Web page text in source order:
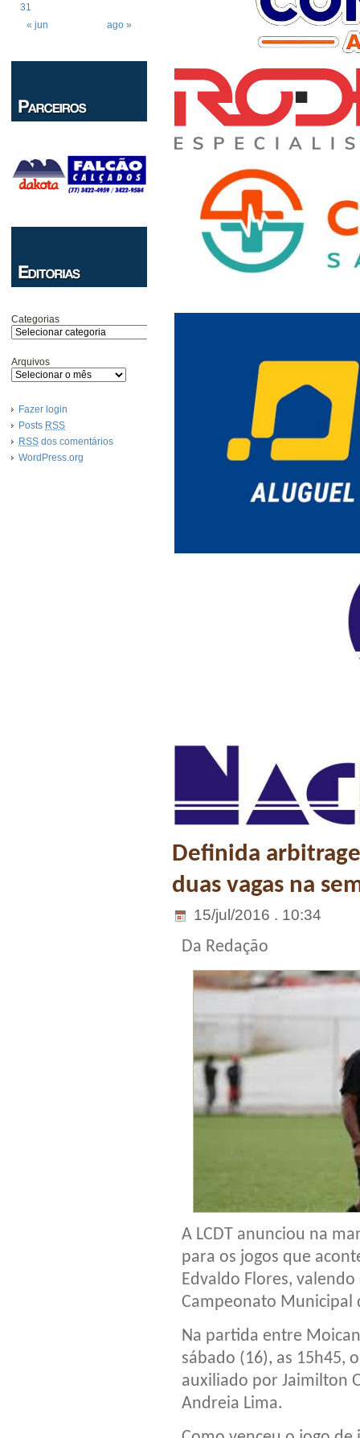
« jun ago »
31
Categorias
Arquivos
Fazer login
Posts RSS
RSS dos comentários
WordPress.org
Definida
duas vagas na
15/jul/2016 . 10:34
Da Redação
A LCDT anunciou na
para os jogos que
Edvaldo Flores,
Campeonato Municipal
Na partida entre
sábado (16), as 15h45,
auxiliado por Jaimilton
Andreia Lima.